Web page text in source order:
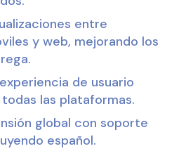
entre
y web, mejorando los
de usuario
las plataformas.
global con soporte
español.